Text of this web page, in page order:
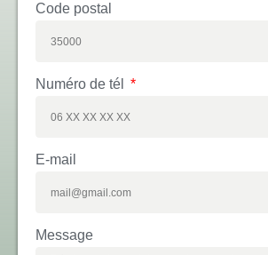
Code postal
Numéro de tél
E-mail
Message